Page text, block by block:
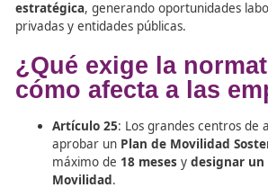
Gestionar la movilidad laboral.
Reducir emisiones
Garantizar la seguridad vial
Este cambio normativo convierte la
estratégica , generando
privadas y entidades públicas.